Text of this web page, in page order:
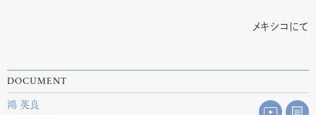
メキシコにて
DOCUMENT
鴻 英良